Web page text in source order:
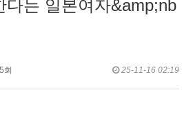
다는 일본여자&amp;nb
5회 25-11-16 02:19